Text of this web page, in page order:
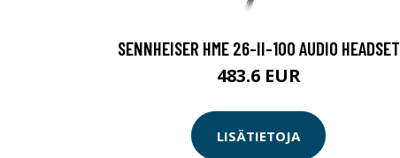
SENNHEISER HME 26-II-100 AUDIO HEADSET
483.6 EUR
LISÄTIETOJA